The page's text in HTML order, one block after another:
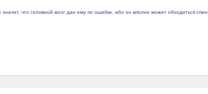
что головной мозг дан ему по ошибке, ибо он вполне может обходиться